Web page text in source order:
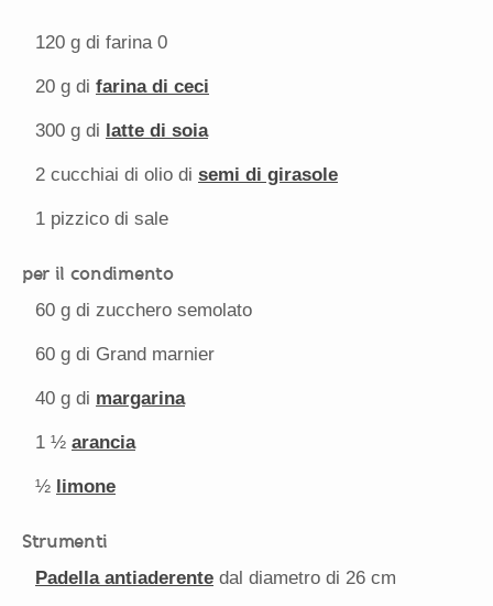
120 g di farina 0
20 g di farina di ceci
300 g di latte di soia
2 cucchiai di olio di semi di girasole
1 pizzico di sale
per il condimento
60 g di zucchero semolato
60 g di Grand marnier
40 g di margarina
1 ½ arancia
½ limone
Strumenti
Padella antiaderente dal diametro di 26 cm